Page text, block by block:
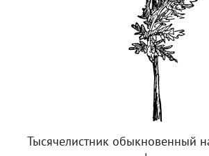
Тысячелистник обыкновенный